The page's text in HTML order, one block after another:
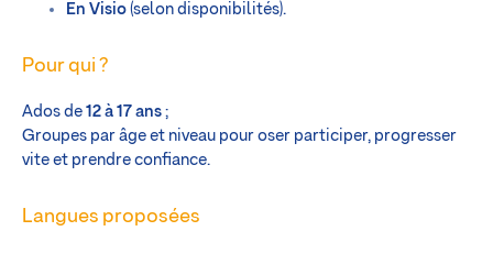
En Visio (selon disponibilités).
Pour qui ?
Ados de 12 à 17 ans ;
Groupes par âge et niveau pour oser participer, progresser
vite et prendre confiance.
Langues proposées